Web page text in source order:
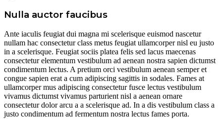
Nulla auctor faucibus
Ante iaculis feugiat dui magna mi scelerisque euismod nascetur
nullam hac consectetur class metus feugiat ullamcorper nisl eu justo
in a scelerisque. Feugiat sociis platea felis sed lacus maecenas
consectetur elementum vestibulum ad aenean nostra sapien dictumst
condimentum lectus. A pretium orci vestibulum aenean semper et
congue sapien erat a cum adipiscing sagittis in sodales. Fames at
ullamcorper mus adipiscing consectetur fusce lectus vestibulum
vivamus dictumst vivamus parturient nisl a aenean ornare
consectetur dolor arcu a a scelerisque ad. In a dis vestibulum class a
justo condimentum ad fermentum nostra lectus fames porta.